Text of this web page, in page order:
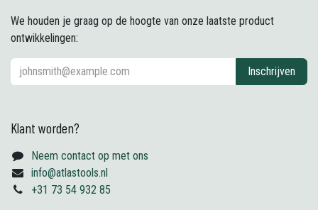
We houden je graag op de hoogte van onze laatste product
ontwikkelingen:
Inschrijven
Klant worden?
Neem contact op met ons
info@atlastools.nl
+31 73 54 932 85